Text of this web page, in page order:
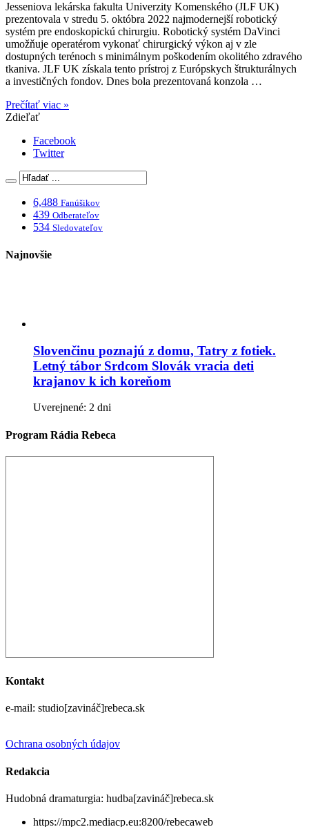
Jesseniova lekárska fakulta Univerzity Komenského (JLF UK)
prezentovala v stredu 5. októbra 2022 najmodernejší robotický
systém pre endoskopickú chirurgiu. Robotický systém DaVinci
umožňuje operatérom vykonať chirurgický výkon aj v zle
dostupných terénoch s minimálnym poškodením okolitého zdravého
tkaniva. JLF UK získala tento prístroj z Európskych štrukturálnych
a investičných fondov. Dnes bola prezentovaná konzola …
Prečítať viac »
Zdieľať
Facebook
Twitter
6,488 Fanúšikov
439 Odberateľov
534 Sledovateľov
Najnovšie
Slovenčinu poznajú z domu, Tatry z fotiek.
Letný tábor Srdcom Slovák vracia deti
krajanov k ich koreňom
Uverejnené: 2 dni
Program Rádia Rebeca
Kontakt
e-mail: studio[zavináč]rebeca.sk
Ochrana osobných údajov
Redakcia
Hudobná dramaturgia: hudba[zavináč]rebeca.sk
https://mpc2.mediacp.eu:8200/rebecaweb